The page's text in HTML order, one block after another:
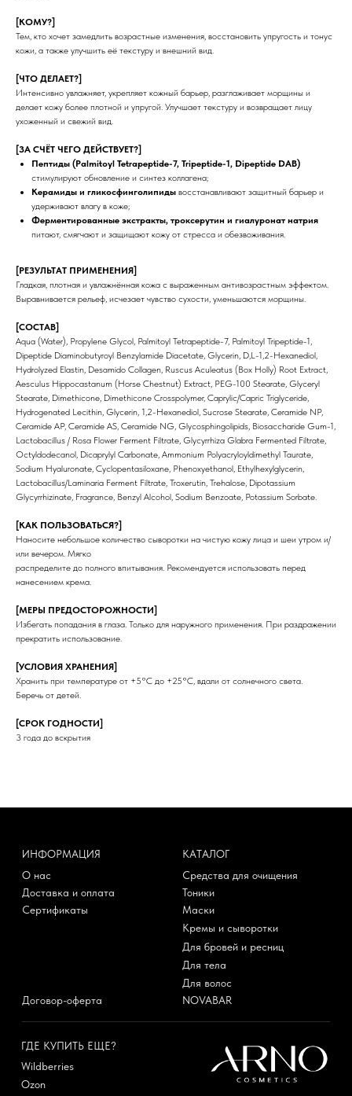
[КОМУ?]
Тем, кто хочет замедлить возрастные изменения, восстановить упругость и тонус
кожи, а также улучшить её текстуру и внешний вид.
[ЧТО ДЕЛАЕТ?]
Интенсивно увлажняет, укрепляет кожный барьер, разглаживает морщины и
делает кожу более плотной и упругой. Улучшает текстуру и возвращает лицу
ухоженный и свежий вид.
[ЗА СЧЁТ ЧЕГО ДЕЙСТВУЕТ?]
Пептиды (Palmitoyl Tetrapeptide-7, Tripeptide-1, Dipeptide DAB)
стимулируют обновление и синтез коллагена;
Керамиды и гликосфинголипиды восстанавливают защитный барьер и
удерживают влагу в коже;
Ферментированные экстракты, троксерутин и гиалуронат натрия
питают, смягчают и защищают кожу от стресса и обезвоживания.
[РЕЗУЛЬТАТ ПРИМЕНЕНИЯ]
Гладкая, плотная и увлажнённая кожа с выраженным антивозрастным эффектом.
Выравнивается рельеф, исчезает чувство сухости, уменьшаются морщины.
[СОСТАВ]
Aqua (Water), Propylene Glycol, Palmitoyl Tetrapeptide-7, Palmitoyl Tripeptide-1,
Dipeptide Diaminobutyroyl Benzylamide Diacetate, Glycerin, D,L-1,2-Hexanediol,
Hydrolyzed Elastin, Desamido Collagen, Ruscus Aculeatus (Box Holly) Root Extract,
Aesculus Hippocastanum (Horse Chestnut) Extract, PEG-100 Stearate, Glyceryl
Stearate, Dimethicone, Dimethicone Crosspolymer, Caprylic/Capric Triglyceride,
Hydrogenated Lecithin, Glycerin, 1,2-Hexanediol, Sucrose Stearate, Ceramide NP,
Ceramide AP, Ceramide AS, Ceramide NG, Glycosphingolipids, Biosaccharide Gum-1,
Lactobacillus / Rosa Flower Ferment Filtrate, Glycyrrhiza Glabra Fermented Filtrate,
Octyldodecanol, Dicaprylyl Carbonate, Ammonium Polyacryloyldimethyl Taurate,
Sodium Hyaluronate, Cyclopentasiloxane, Phenoxyethanol, Ethylhexylglycerin,
Lactobacillus/Laminaria Ferment Filtrate, Troxerutin, Trehalose, Dipotassium
Glycyrrhizinate, Fragrance, Benzyl Alcohol, Sodium Benzoate, Potassium Sorbate.
[КАК ПОЛЬЗОВАТЬСЯ?]
Наносите небольшое количество сыворотки на чистую кожу лица и шеи утром и/
или вечером. Мягко
распределите до полного впитывания. Рекомендуется использовать перед
нанесением крема.
[МЕРЫ ПРЕДОСТОРОЖНОСТИ]
Избегать попадания в глаза. Только для наружного применения. При раздражении
прекратить использование.
[УСЛОВИЯ ХРАНЕНИЯ]
Хранить при температуре от +5°C до +25°C, вдали от солнечного света.
Беречь от детей.
[СРОК ГОДНОСТИ]
3 года до вскрытия
ИНФОРМАЦИЯ
КОНТАКТЫ
ГДЕ КУПИТЬ ЕЩЕ?
+7 812 920-41-46
Wildberries
Доставка и оплата
Ozon
Кремы и сыворотки
Для бровей и ресниц
Сертификаты Маски
Для тела
Договор-оферта